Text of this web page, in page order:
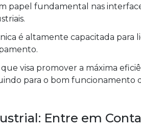
papel fundamental nas
é altamente capacitada para
visa promover a máxima
para o bom funcionamento
Entre em